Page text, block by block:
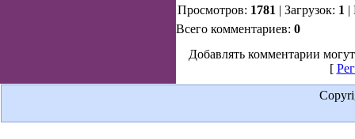
Просмотров: 1781 | Загрузок: 1 |
Всего комментариев: 0
Добавлять комментарии
[